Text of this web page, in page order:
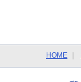
HOME